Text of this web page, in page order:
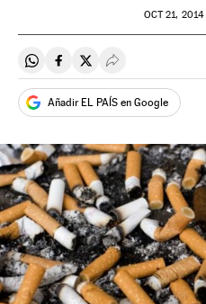
OCT21, 2014
Compartir en Whatsapp
Compartir en Facebook
Compartir en Twitter
Desplegar
Añadir EL PAÍS en Google